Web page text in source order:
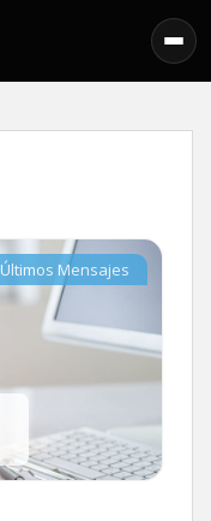
Últimos Mensajes